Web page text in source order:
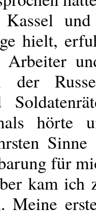
hielt,
Arbeiter
der
hörte
Sinne
für
kam ich
Meine